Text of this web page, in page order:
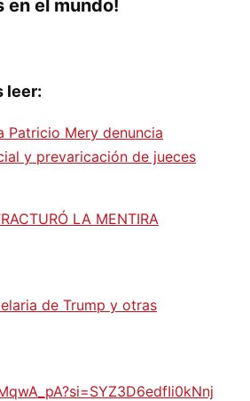
el mundo!
leer:
Patricio Mery denuncia
y prevaricación de jueces
LA MENTIRA
de Trump y otras